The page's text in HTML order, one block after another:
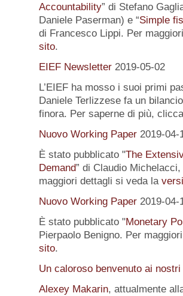
Accountability” di Stefano
Daniele Paserman) e “Simple
di Francesco Lippi. Per
sito.
EIEF Newsletter 2019-05-02
L’EIEF ha mosso i suoi primi
Daniele Terlizzese fa un
finora. Per saperne di più,
Nuovo Working Paper 2019-04-
È stato pubblicato "The
Demand” di Claudio
maggiori dettagli si veda la
Nuovo Working Paper 2019-04-
È stato pubblicato "Monetary
Pierpaolo Benigno. Per
sito.
Un caloroso benvenuto ai
Alexey Makarin, attualmente